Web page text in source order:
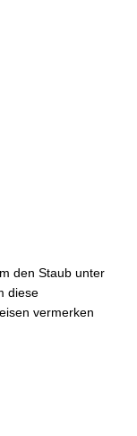
den Staub unter
diese
vermerken